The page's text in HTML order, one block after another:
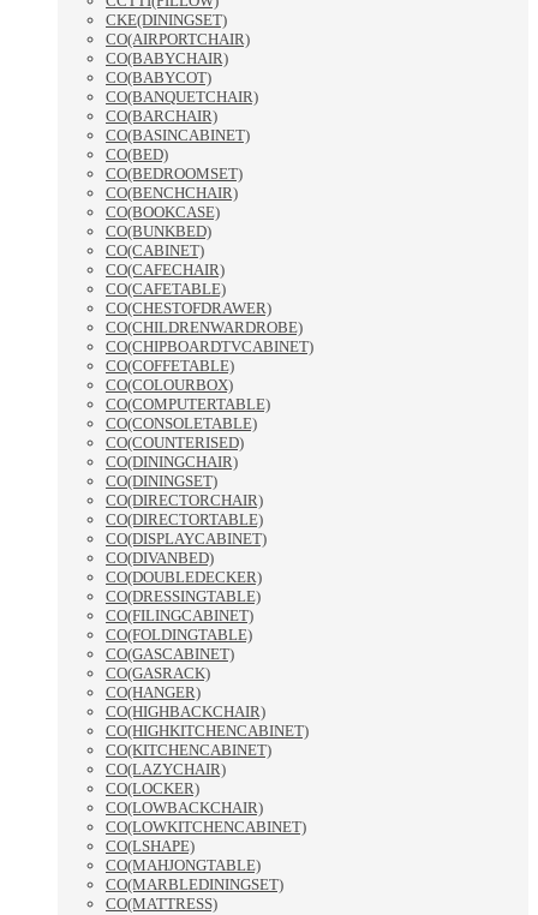
CKE(DININGSET)
CO(AIRPORTCHAIR)
CO(BABYCHAIR)
CO(BABYCOT)
CO(BANQUETCHAIR)
CO(BARCHAIR)
CO(BASINCABINET)
CO(BED)
CO(BEDROOMSET)
CO(BENCHCHAIR)
CO(BOOKCASE)
CO(BUNKBED)
CO(CABINET)
CO(CAFECHAIR)
CO(CAFETABLE)
CO(CHESTOFDRAWER)
CO(CHILDRENWARDROBE)
CO(CHIPBOARDTVCABINET)
CO(COFFETABLE)
CO(COLOURBOX)
CO(COMPUTERTABLE)
CO(CONSOLETABLE)
CO(COUNTERISED)
CO(DININGCHAIR)
CO(DININGSET)
CO(DIRECTORCHAIR)
CO(DIRECTORTABLE)
CO(DISPLAYCABINET)
CO(DIVANBED)
CO(DOUBLEDECKER)
CO(DRESSINGTABLE)
CO(FILINGCABINET)
CO(FOLDINGTABLE)
CO(GASCABINET)
CO(GASRACK)
CO(HANGER)
CO(HIGHBACKCHAIR)
CO(HIGHKITCHENCABINET)
CO(KITCHENCABINET)
CO(LAZYCHAIR)
CO(LOCKER)
CO(LOWBACKCHAIR)
CO(LOWKITCHENCABINET)
CO(LSHAPE)
CO(MAHJONGTABLE)
CO(MARBLEDININGSET)
CO(MATTRESS)